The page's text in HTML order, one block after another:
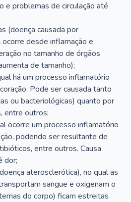
e problemas de circulação até
(doença causada por
desde inflamação e
no tamanho de órgãos
de tamanho);
há um processo inflamatório
Pode ser causada tanto
ou bacteriológicas) quanto por
entre outros;
ocorre um processo inflamatório
podendo ser resultante de
entre outros. Causa
dor;
aterosclerótica), no qual as
sangue e oxigenam o
do corpo) ficam estreitas